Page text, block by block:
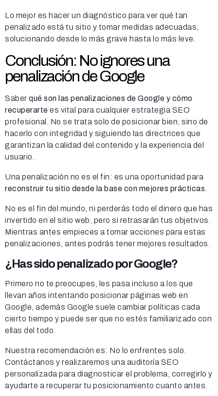
Lo mejor es hacer un diagnóstico para ver qué tan
penalizado está tu sitio y tomar medidas adecuadas,
solucionando desde lo más grave hasta lo más leve.
Conclusión: No ignores una
penalización de Google
Saber qué son las penalizaciones de Google y cómo
recuperarte es vital para cualquier estrategia SEO
profesional. No se trata solo de posicionar bien, sino de
hacerlo con integridad y siguiendo las directrices que
garantizan la calidad del contenido y la experiencia del
usuario.
Una penalización no es el fin: es una oportunidad para
reconstruir tu sitio desde la base con mejores prácticas
No es el fin del mundo, ni perderás todo el dinero que has
invertido en el sitio web, pero si retrasarán tus objetivos.
Mientras antes empieces a tomar acciones para estas
penalizaciones, antes podrás tener mejores resultados.
¿Has sido penalizado por Google?
Primero no te preocupes, les pasa incluso a los que
llevan años intentando posicionar páginas web en
Google, además Google suele cambiar políticas cada
cierto tiempo y puede ser que no estés familiarizado con
ellas del todo.
Nuestra recomendación es: No lo enfrentes solo.
Contáctanos y realizaremos una auditoría SEO
personalizada para diagnosticar el problema, corregirlo y
ayudarte a recuperar tu posicionamiento cuanto antes.